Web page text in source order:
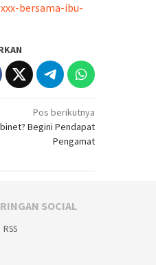
bersama-ibu-
Pos berikutnya
Begini Pendapat
Pengamat
SOCIAL
RSS